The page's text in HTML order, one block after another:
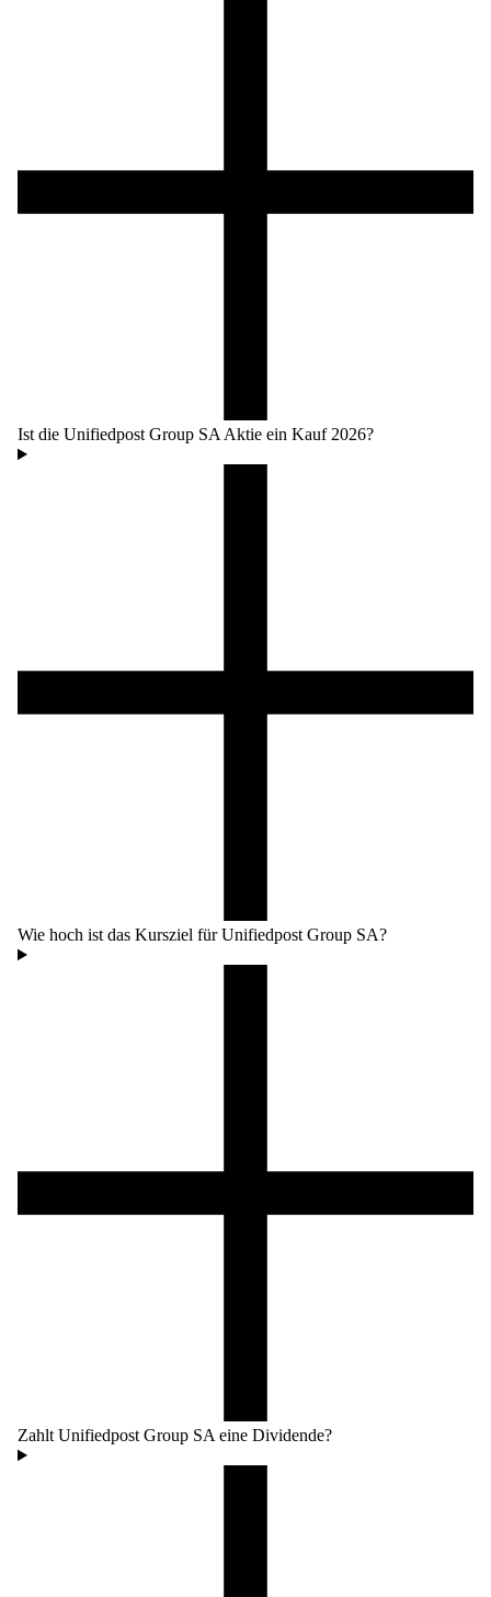
Ist die Unifiedpost Group SA Aktie ein Kauf 2026?
Wie hoch ist das Kursziel für Unifiedpost Group SA?
Zahlt Unifiedpost Group SA eine Dividende?